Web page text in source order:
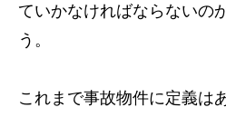
ていかなければならないの
う。
これまで事故物件に定義は